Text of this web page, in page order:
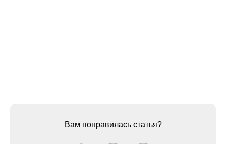
Вам понравилась статья?